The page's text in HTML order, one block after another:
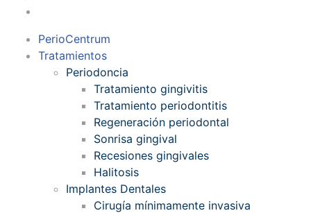
PerioCentrum
Tratamientos
Periodoncia
Tratamiento gingivitis
Tratamiento periodontitis
Regeneración periodontal
Sonrisa gingival
Recesiones gingivales
Halitosis
Implantes Dentales
Cirugía mínimamente invasiva